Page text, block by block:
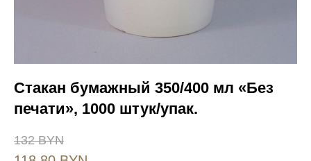
Стакан бумажный 350/400 мл «Без
печати», 1000 штук/упак.
132 BYN